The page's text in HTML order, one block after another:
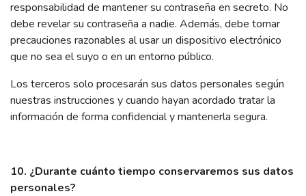
responsabilidad de mantener su contraseña en secreto. No
debe revelar su contraseña a nadie. Además, debe tomar
precauciones razonables al usar un dispositivo electrónico
que no sea el suyo o en un entorno público.
Los terceros solo procesarán sus datos personales según
nuestras instrucciones y cuando hayan acordado tratar la
información de forma confidencial y mantenerla segura.
10. ¿Durante cuánto tiempo conservaremos sus datos
personales?